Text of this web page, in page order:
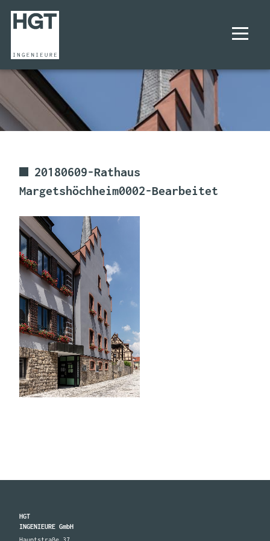
UNTERNEHMEN
LEISTUNGEN
KARRIERE
KONTAKT
20180609-Rathaus
Margetshöchheim0002-Bearbeitet
HGT
INGENIEURE GmbH